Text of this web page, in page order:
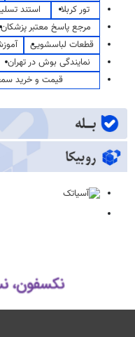
تور کربلا
استند
مرجع پاسخ معتبر پزشکان
قطعات لباسشویی
نمایندگی بوش در تهران
قیمت و خرید